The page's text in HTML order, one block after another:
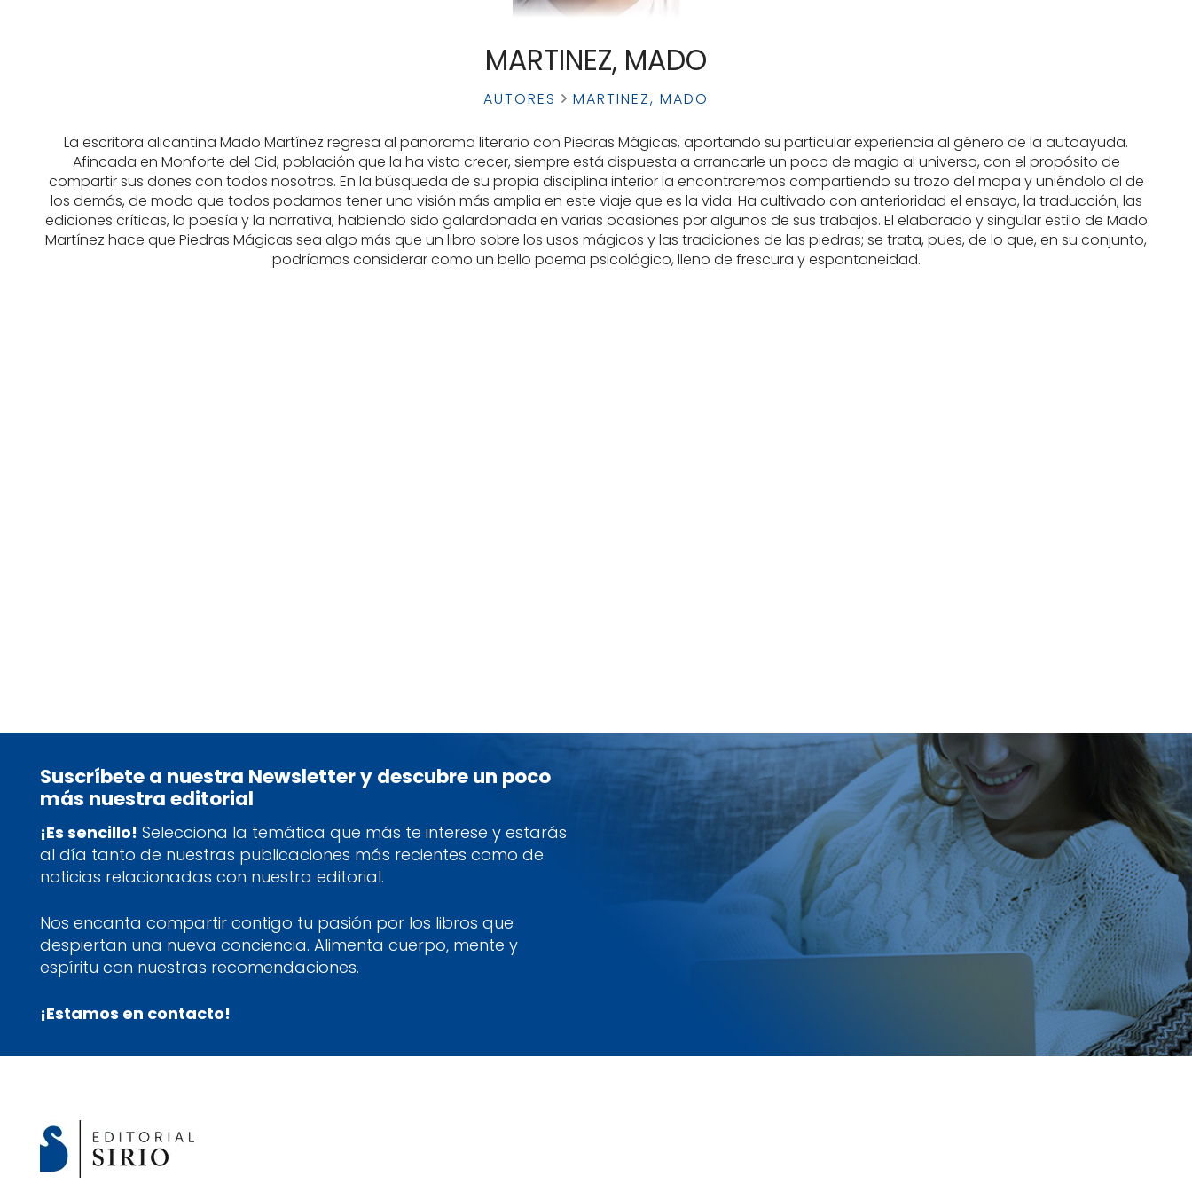
MARTINEZ, MADO
AUTORES MARTINEZ, MADO
La escritora alicantina Mado Martínez regresa al panorama literario con Piedras Mágicas, aportando su particular experiencia al género de la autoayuda.
Afincada en Monforte del Cid, población que la ha visto crecer, siempre está dispuesta a arrancarle un poco de magia al universo, con el propósito de
compartir sus dones con todos nosotros. En la búsqueda de su propia disciplina interior la encontraremos compartiendo su trozo del mapa y uniéndolo al de
los demás, de modo que todos podamos tener una visión más amplia en este viaje que es la vida. Ha cultivado con anterioridad el ensayo, la traducción, las
ediciones críticas, la poesía y la narrativa, habiendo sido galardonada en varias ocasiones por algunos de sus trabajos. El elaborado y singular estilo de Mado
Martínez hace que Piedras Mágicas sea algo más que un libro sobre los usos mágicos y las tradiciones de las piedras; se trata, pues, de lo que, en su conjunto,
podríamos considerar como un bello poema psicológico, lleno de frescura y espontaneidad.
Suscríbete a nuestra Newsletter y descubre un poco
más nuestra editorial
¡Es sencillo! Selecciona la temática que más te interese y estarás
al día tanto de nuestras publicaciones más recientes como de
noticias relacionadas con nuestra editorial.
Nos encanta compartir contigo tu pasión por los libros que
despiertan una nueva conciencia. Alimenta cuerpo, mente y
espíritu con nuestras recomendaciones.
¡Estamos en contacto!